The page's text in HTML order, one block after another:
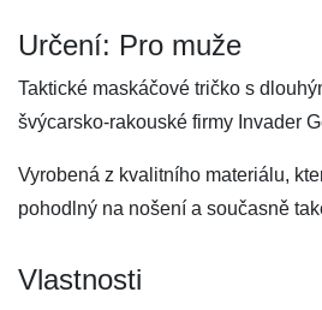
Určení: Pro muže
Taktické maskáčové tričko s
švýcarsko-rakouské firmy Invader
Vyrobená z kvalitního materiálu,
pohodlný na nošení a současně
Vlastnosti